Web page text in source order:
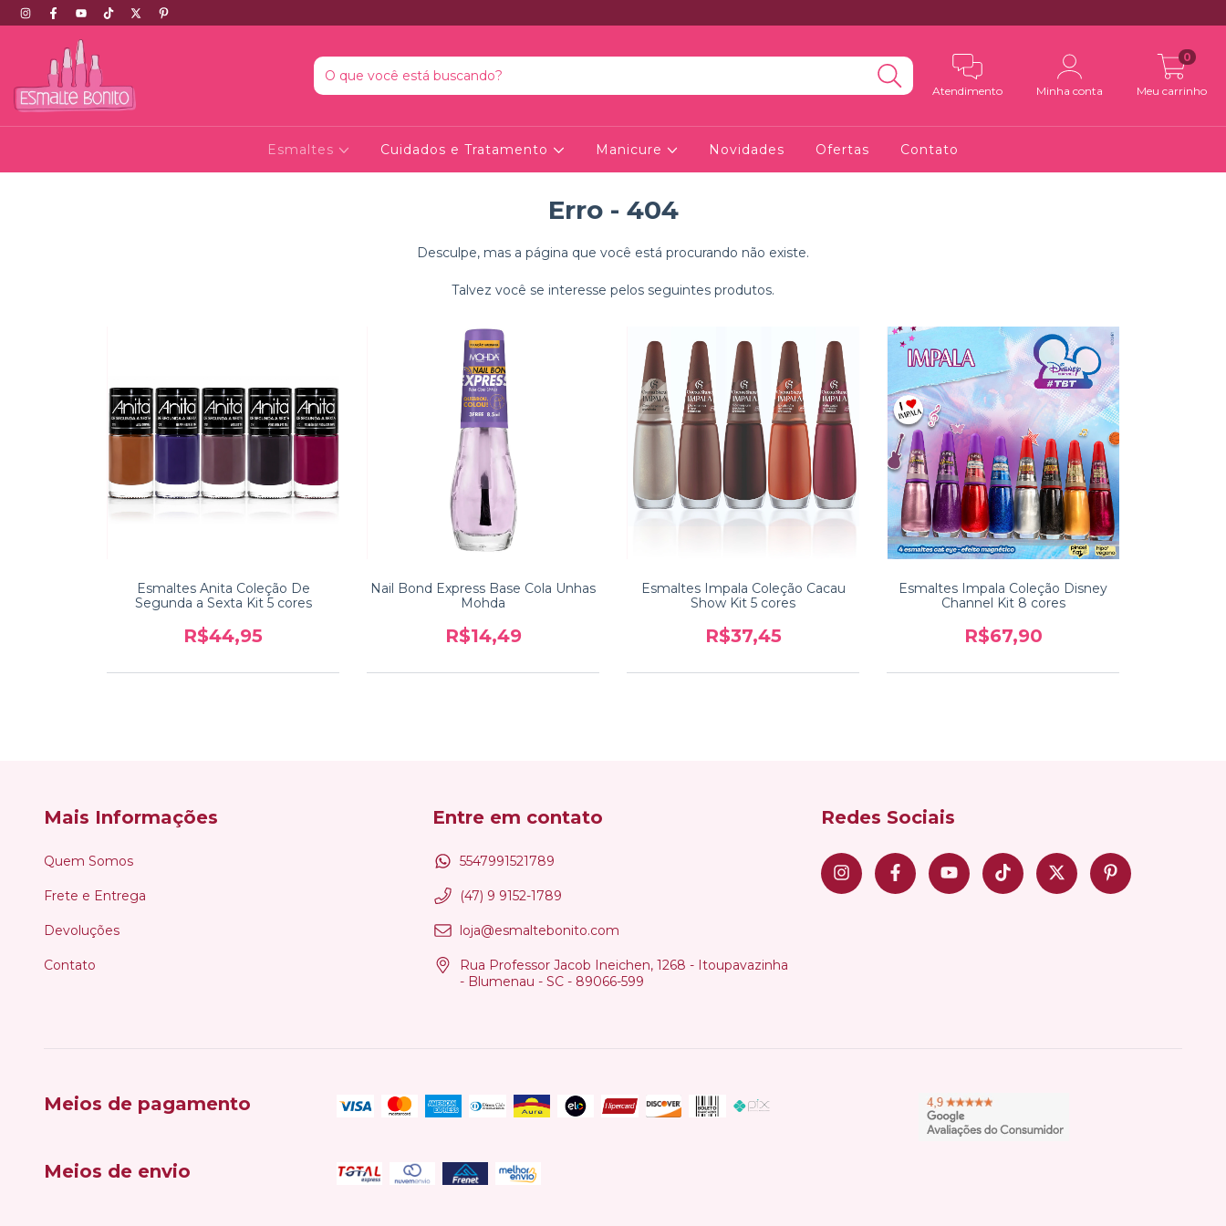
Atendimento Minha conta Meu carrinho
0
Esmaltes Cuidados e Tratamento Manicure Novidades Ofertas Contato
Erro - 404
Desculpe, mas a página que você está procurando não existe.
Talvez você se interesse pelos seguintes produtos.
Esmaltes Anita Coleção De
Segunda a Sexta Kit 5 cores
R$44,95
Nail Bond Express Base Cola Unhas
Mohda
R$14,49
Esmaltes Impala Coleção Cacau
Show Kit 5 cores
R$37,45
Esmaltes Impala Coleção Disney
Channel Kit 8 cores
R$67,90
Mais Informações
Quem Somos
Frete e Entrega
Devoluções
Contato
Entre em contato
5547991521789
(47) 9 9152-1789
loja@esmaltebonito.com
Rua Professor Jacob Ineichen, 1268 - Itoupavazinha
- Blumenau - SC - 89066-599
Redes Sociais
Meios de pagamento
Meios de envio